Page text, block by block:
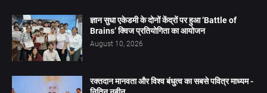
ज्ञान सुधा एकेडमी के दोनों केंद्रों पर हुआ ‘Battle of
Brains’ क्विज प्रतियोगिता का आयोजन
August 10, 2026
रक्तदान मानवता और विश्व बंधुत्व का सबसे पवित्र माध्यम -